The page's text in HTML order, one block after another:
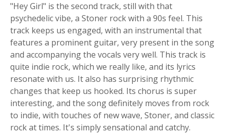
"Hey Girl" is the second track, still with that
psychedelic vibe, a Stoner rock with a 90s feel. This
track keeps us engaged, with an instrumental that
features a prominent guitar, very present in the song
and accompanying the vocals very well. This track is
quite indie rock, which we really like, and its lyrics
resonate with us. It also has surprising rhythmic
changes that keep us hooked. Its chorus is super
interesting, and the song definitely moves from rock
to indie, with touches of new wave, Stoner, and classic
rock at times. It's simply sensational and catchy.